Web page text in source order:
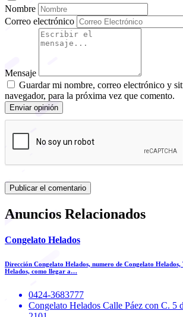
Nombre
Correo electrónico
Mensaje
Guardar mi nombre, correo electrónico y
navegador, para la próxima vez que comento.
Enviar opinión
Anuncios Relacionados
Congelato Helados
Dirección Congelato Helados, numero de Congelato Helados,
Helados, como llegar a…
0424-3683777
Congelato Helados Calle Páez con C. 5